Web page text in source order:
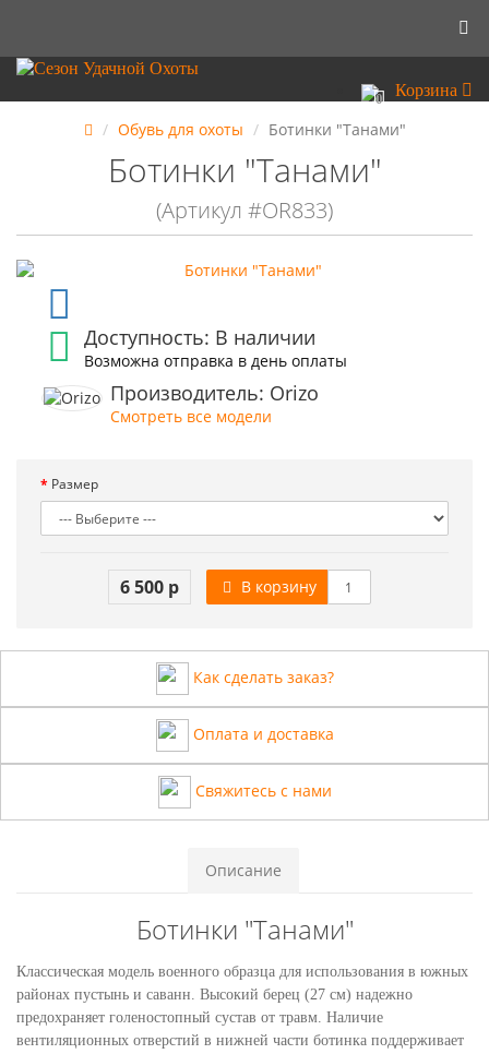
0
Корзина
Обувь для охоты Ботинки "Танами"
Ботинки "Танами"
(Артикул #OR833)
Доступность: В наличии
Возможна отправка в день оплаты
Производитель: Orizo
Смотреть все модели
Размер
6 500 р В корзину
Как сделать заказ?
Оплата и доставка
Свяжитесь с нами
Описание
Ботинки "Танами"
Классическая модель военного образца для использования в южных
районах пустынь и саванн. Высокий берец (27 см) надежно
предохраняет голеностопный сустав от травм. Наличие
вентиляционных отверстий в нижней части ботинка поддерживает